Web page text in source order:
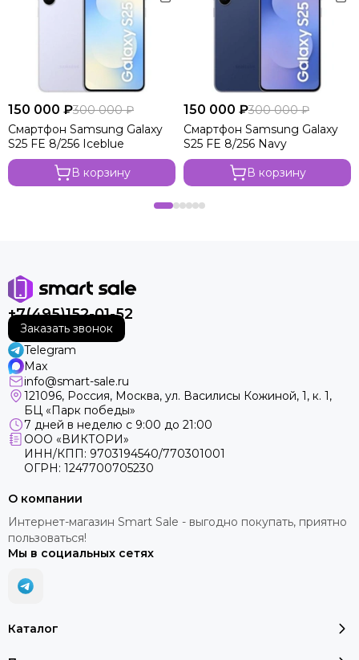
150 000 ₽300 000 ₽
Смартфон Samsung Galaxy
S25 FE 8/256 Iceblue
В корзину
150 000 ₽300 000 ₽
Смартфон Samsung Galaxy
S25 FE 8/256 Navy
В корзину
+7(495)152-01-52
Заказать звонок
Telegram
Max
info@smart-sale.ru
121096, Россия, Москва, ул. Василисы Кожиной, 1, к. 1,
БЦ «Парк победы»
7 дней в неделю с 9:00 до 21:00
ООО «ВИКТОРИ»
ИНН/КПП: 9703194540/770301001
ОГРН: 1247700705230
Каталог
О компании
Интернет-магазин Smart Sale - выгодно покупать, приятно
пользоваться!
Мы в социальных сетях